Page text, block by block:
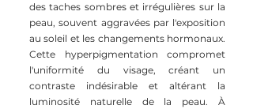
des taches sombres et irrégulières sur la
peau, souvent aggravées par l'exposition
au soleil et les changements hormonaux.
Cette hyperpigmentation compromet
l'uniformité du visage, créant un
contraste indésirable et altérant la
luminosité naturelle de la peau. À